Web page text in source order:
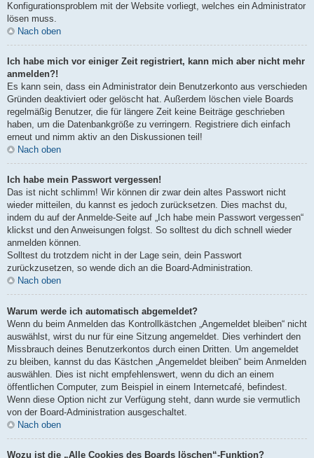
Konfigurationsproblem mit der Website vorliegt, welches ein Administrator
lösen muss.
Nach oben
Ich habe mich vor einiger Zeit registriert, kann mich aber nicht mehr
anmelden?!
Es kann sein, dass ein Administrator dein Benutzerkonto aus verschieden
Gründen deaktiviert oder gelöscht hat. Außerdem löschen viele Boards
regelmäßig Benutzer, die für längere Zeit keine Beiträge geschrieben
haben, um die Datenbankgröße zu verringern. Registriere dich einfach
erneut und nimm aktiv an den Diskussionen teil!
Nach oben
Ich habe mein Passwort vergessen!
Das ist nicht schlimm! Wir können dir zwar dein altes Passwort nicht
wieder mitteilen, du kannst es jedoch zurücksetzen. Dies machst du,
indem du auf der Anmelde-Seite auf „Ich habe mein Passwort vergessen“
klickst und den Anweisungen folgst. So solltest du dich schnell wieder
anmelden können.
Solltest du trotzdem nicht in der Lage sein, dein Passwort
zurückzusetzen, so wende dich an die Board-Administration.
Nach oben
Warum werde ich automatisch abgemeldet?
Wenn du beim Anmelden das Kontrollkästchen „Angemeldet bleiben“ nicht
auswählst, wirst du nur für eine Sitzung angemeldet. Dies verhindert den
Missbrauch deines Benutzerkontos durch einen Dritten. Um angemeldet
zu bleiben, kannst du das Kästchen „Angemeldet bleiben“ beim Anmelden
auswählen. Dies ist nicht empfehlenswert, wenn du dich an einem
öffentlichen Computer, zum Beispiel in einem Internetcafé, befindest.
Wenn diese Option nicht zur Verfügung steht, dann wurde sie vermutlich
von der Board-Administration ausgeschaltet.
Nach oben
Wozu ist die „Alle Cookies des Boards löschen“-Funktion?